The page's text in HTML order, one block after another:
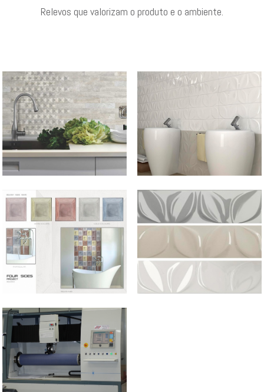
Relevos que valorizam o produto e o ambiente.